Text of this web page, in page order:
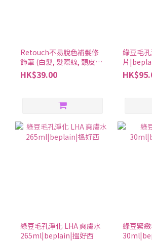
來選擇時間，這樣就不容易忘記。10. 如果合
什麼建議？每天一次，每次一瓶，記得按照
命。如果覺得效果不夠好，可以試試含
小孩服用的情況下，請在監護人的監督下遵
Retouch不易脫色補髮修
飾筆 (白髮, 髮際線, 頭皮適
用) (2色可選)|Rire|搵好西
HK$39.00
綠豆毛
片
綠豆毛孔淨化 LHA 爽膚水
265ml|beplain|搵好西
綠豆緊